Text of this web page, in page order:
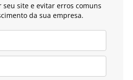
site e evitar erros comuns
da sua empresa.